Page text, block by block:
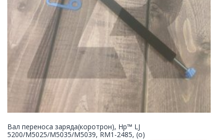
Вал переноса заряда(коротрон), Hp™ LJ
5200/M5025/M5035/M5039, RM1-2485, (о)